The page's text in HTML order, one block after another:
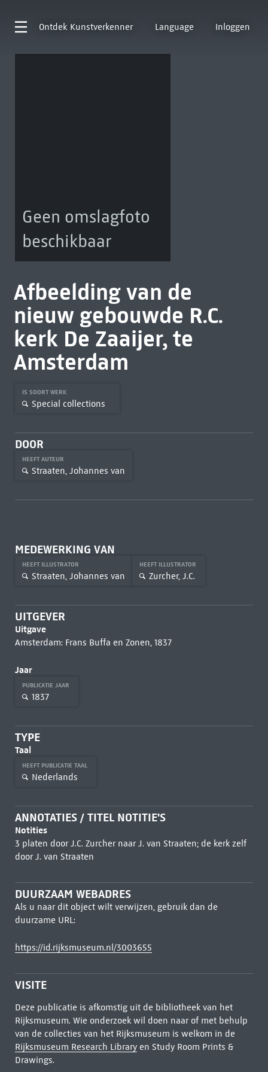
Ontdek Kunstverkenner Language Inloggen
Geen omslagfoto
beschikbaar
Afbeelding van de
nieuw gebouwde R.C.
kerk De Zaaijer, te
Amsterdam
IS SOORT WERK
Special collections
DOOR
HEEFT AUTEUR
Straaten, Johannes van
MEDEWERKING VAN
HEEFT ILLUSTRATOR
Straaten, Johannes van
HEEFT ILLUSTRATOR
Zurcher, J.C.
UITGEVER
Uitgave
Amsterdam: Frans Buffa en Zonen, 1837
Jaar
PUBLICATIE JAAR
1837
TYPE
Taal
HEEFT PUBLICATIE TAAL
Nederlands
ANNOTATIES / TITEL NOTITIE'S
Notities
3 platen door J.C. Zurcher naar J. van Straaten; de kerk zelf
door J. van Straaten
DUURZAAM WEBADRES
Als u naar dit object wilt verwijzen, gebruik dan de
duurzame URL:
https://id.rijksmuseum.nl/3003655
VISITE
Deze publicatie is afkomstig uit de bibliotheek van het
Rijksmuseum. Wie onderzoek wil doen naar of met behulp
van de collecties van het Rijksmuseum is welkom in de
Rijksmuseum Research Libraryen Study Room Prints &
Drawings.